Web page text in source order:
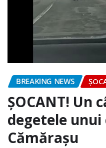
BREAKING NEWS
ȘOCANT! Un
degetele unui
Cămărașu